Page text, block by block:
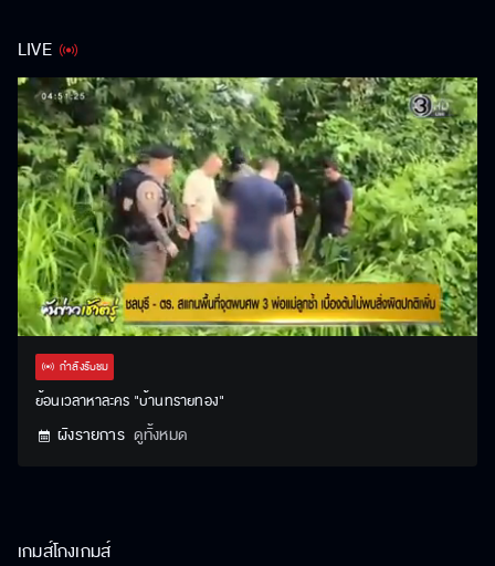
LIVE
UnmuteStream Settings
กำลังรับชม
ย้อนเวลาหาละคร "บ้านทรายทอง"
ผังรายการ ดูทั้งหมด
เกมส์โกงเกมส์